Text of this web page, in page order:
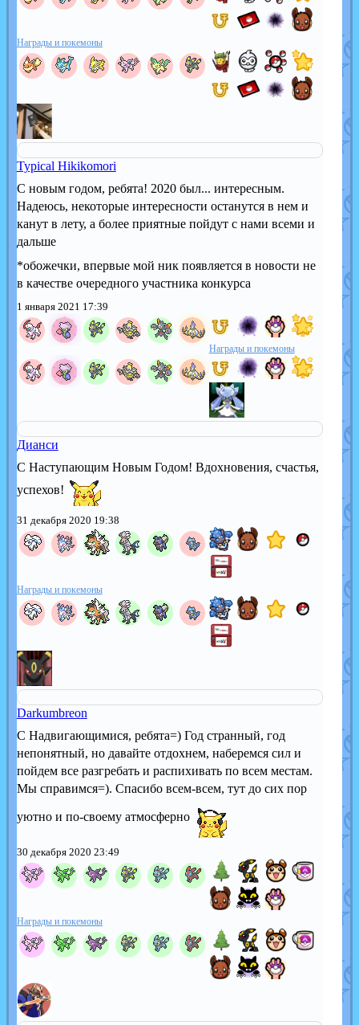
Награды и покемоны
Typical Hikikomori
С новым годом, ребята! 2020 был... интересным.
Надеюсь, некоторые интересности останутся в нем и
канут в лету, а более приятные пойдут с нами всеми и
дальше
*обожечки, впервые мой ник появляется в новости не
в качестве очередного участника конкурса
1 января 2021 17:39
Награды и покемоны
Дианси
С Наступающим Новым Годом! Вдохновения, счастья,
успехов!
31 декабря 2020 19:38
Награды и покемоны
Darkumbreon
С Надвигающимися, ребята=) Год странный, год
непонятный, но давайте отдохнем, наберемся сил и
пойдем все разгребать и распихивать по всем местам.
Мы справимся=). Спасибо всем-всем, тут до сих пор
уютно и по-своему атмосферно
30 декабря 2020 23:49
Награды и покемоны